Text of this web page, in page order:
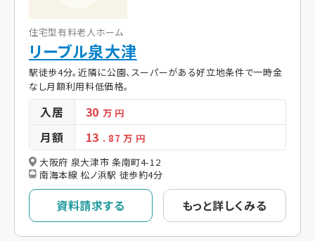
住宅型有料老人ホーム
リーブル泉大津
駅徒歩4分。近隣に公園、スーパーがある好立地条件で一時金
なし月額利用料低価格。
入居 30万 円
月額 13 . 87万 円
大阪府 泉大津市 条南町4-12
南海本線 松ノ浜駅 徒歩約4分
資料請求する もっと詳しくみる